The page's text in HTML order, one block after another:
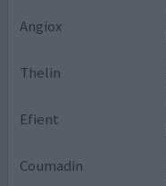
Angiox
Thelin
Efient
Coumadin